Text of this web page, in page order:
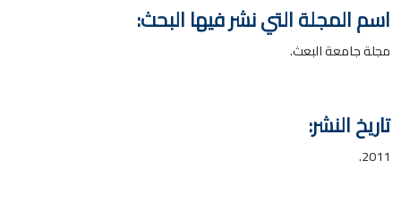
اسم المجلة التي نشر فيها البحث:
مجلة جامعة البعث.
تاريخ النشر:
2011.